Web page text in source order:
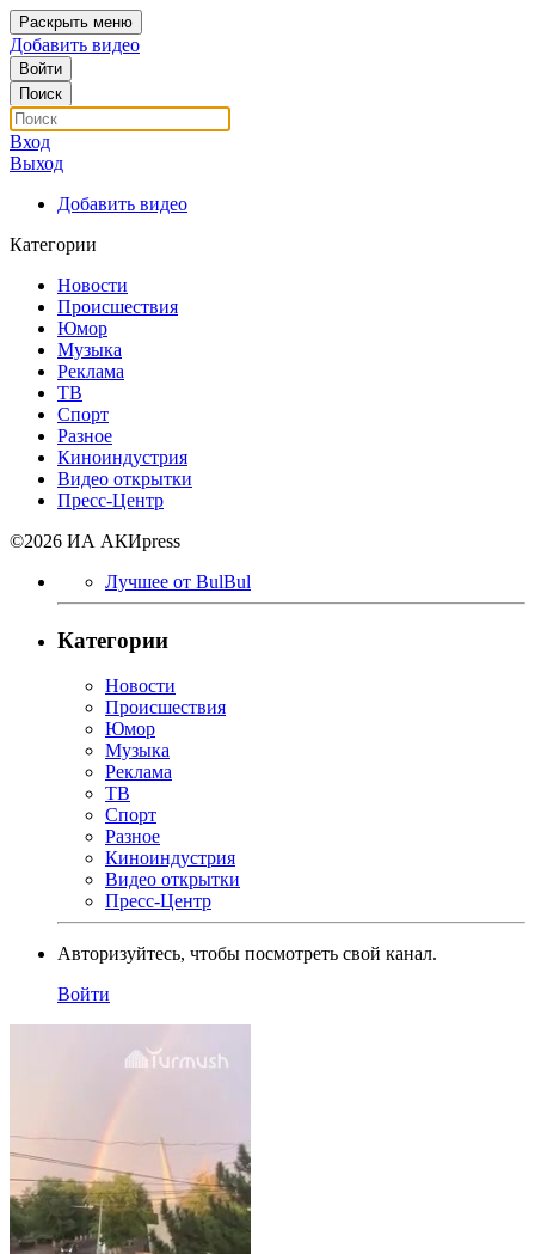
Раскрыть меню
Добавить видео
Войти
Поиск
Вход
Выход
Добавить видео
Категории
Новости
Происшествия
Юмор
Музыка
Реклама
ТВ
Спорт
Разное
Киноиндустрия
Видео открытки
Пресс-Центр
©2026 ИА АКИpress
Лучшее от BulBul
Категории
Новости
Происшествия
Юмор
Музыка
Реклама
ТВ
Спорт
Разное
Киноиндустрия
Видео открытки
Пресс-Центр
Авторизуйтесь, чтобы посмотреть свой канал.
Войти